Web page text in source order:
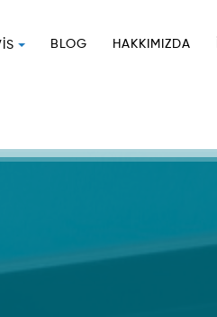
BLOG HAKKIMIZDA